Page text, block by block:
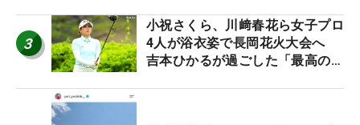
3
小祝さくら、川﨑春花ら女子プロ
4人が浴衣姿で長岡花火大会へ
吉本ひかるが過ごした「最高の夏